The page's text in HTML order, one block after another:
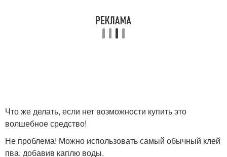
Что же делать, если нет возможности купить это
волшебное средство!
Не проблема! Можно использовать самый обычный клей
пва, добавив каплю воды.